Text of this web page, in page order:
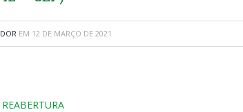
EM 12 DE MARÇO DE 2021